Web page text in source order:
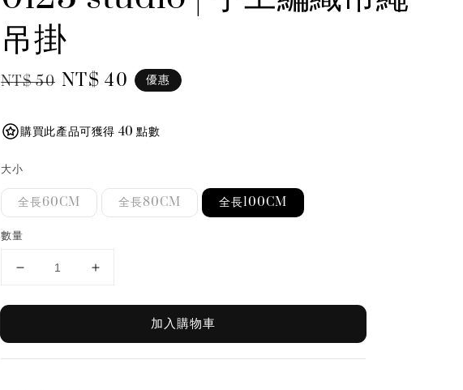
吊掛
Regular
NT$ 50 Sale
NT$ 40 優惠
購買此產品可獲得 40 點數
大小
全長60CM 全長80CM 全長100CM
數量
加入購物車